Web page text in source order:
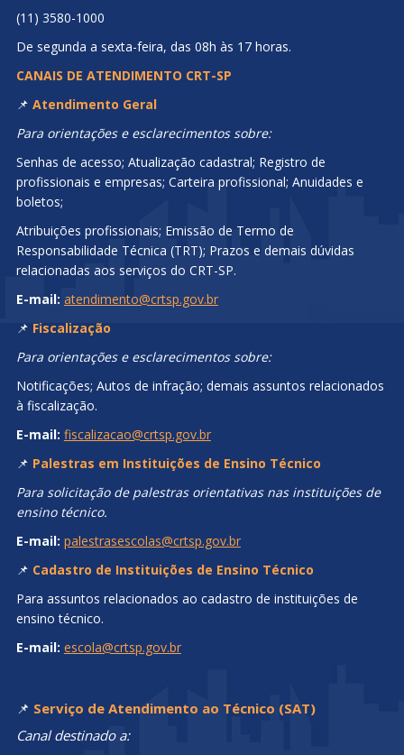
(11) 3580-1000
De segunda a sexta-feira, das 08h às 17 horas.
CANAIS DE ATENDIMENTO CRT-SP
📌 Atendimento Geral
Para orientações e esclarecimentos sobre:
Senhas de acesso; Atualização cadastral; Registro de
profissionais e empresas; Carteira profissional; Anuidades e
boletos;
Atribuições profissionais; Emissão de Termo de
Responsabilidade Técnica (TRT); Prazos e demais dúvidas
relacionadas aos serviços do CRT-SP.
E-mail: atendimento@crtsp.gov.br
📌 Fiscalização
Para orientações e esclarecimentos sobre:
Notificações; Autos de infração; demais assuntos relacionados
à fiscalização.
E-mail: fiscalizacao@crtsp.gov.br
📌 Palestras em Instituições de Ensino Técnico
Para solicitação de palestras orientativas nas instituições de
ensino técnico.
E-mail: palestrasescolas@crtsp.gov.br
📌 Cadastro de Instituições de Ensino Técnico
Para assuntos relacionados ao cadastro de instituições de
ensino técnico.
E-mail: escola@crtsp.gov.br
📌 Serviço de Atendimento ao Técnico (SAT)
Canal destinado a: